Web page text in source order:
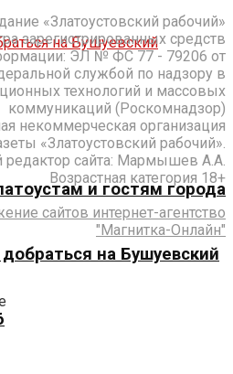
и гостям города
добраться на Бушуевский
«Златоустовский рабочий»
зарегистрированных средств
ЭЛ № ФС 77 - 79206 от
службой по надзору в
технологий и массовых
коммуникаций (Роскомнадзор)
некоммерческая организация
«Златоустовский рабочий».
редактор сайта: Мармышев А.А.
Возрастная категория 18+
сайтов интернет-агентство
"Магнитка-Онлайн"